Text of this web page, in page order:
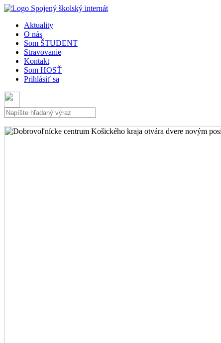
Aktuality
O nás
Som ŠTUDENT
Stravovanie
Kontakt
Som HOSŤ
Prihlásiť sa